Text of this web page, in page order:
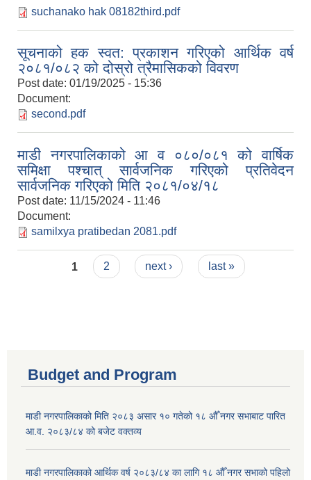
suchanako hak 08182third.pdf
सूचनाको हक स्वत: प्रकाशन गरिएको आर्थिक वर्ष
२०८१/०८२ को दोस्रो त्रैमासिकको विवरण
Post date: 01/19/2025 - 15:36
Document:
second.pdf
माडी नगरपालिकाको आ व ०८०/०८१ को वार्षिक
समिक्षा पश्चात् सार्वजनिक गरिएको प्रतिवेदन
सार्वजनिक गरिएको मिति २०८१/०४/१८
Post date: 11/15/2024 - 11:46
Document:
samilxya pratibedan 2081.pdf
Pages
1 2 next › last »
Budget and Program
माडी नगरपालिकाको मिति २०८३ असार १० गतेको १८ औँ नगर सभाबाट पारित
आ.व. २०८३/८४ को बजेट वक्तव्य
माडी नगरपालिकाको आर्थिक वर्ष २०८३/८४ का लागि १८ औँ नगर सभाको पहिलो